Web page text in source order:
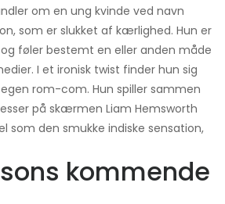
om en ung kvinde ved navn
som er slukket af kærlighed. Hun er
føler bestemt en eller anden måde
I et ironisk twist finder hun sig
rom-com. Hun spiller sammen
på skærmen Liam Hemsworth
som den smukke indiske sensation,
kommende